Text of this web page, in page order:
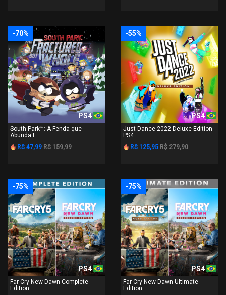
-70%
PS4
South Park™: A Fenda que
Abunda F...
R$ 47,99 R$ 159,99
-55%
PS4
Just Dance 2022 Deluxe Edition
PS4
R$ 125,95 R$ 279,90
-75%
PS4
Far Cry New Dawn Complete
Edition
-75%
PS4
Far Cry New Dawn Ultimate
Edition